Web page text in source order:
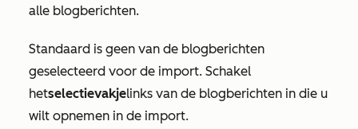
alle blogberichten.
Standaard is geen van de blogberichten
geselecteerd voor de import. Schakel
hetselectievakjelinks van de blogberichten in die u
wilt opnemen in de import.